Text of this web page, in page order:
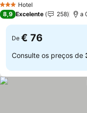
3 EstrelasHotel
8,9 Excelente 258 a
De € 76
Consulte os preços de